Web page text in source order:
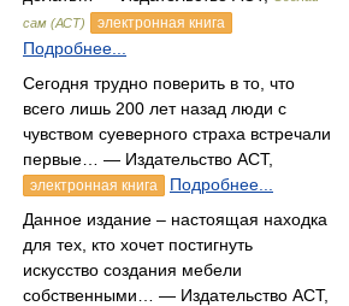
сам (АСТ)
электронная книга
Подробнее...
Сегодня трудно поверить в то, что
всего лишь 200 лет назад люди с
чувством суеверного страха встречали
первые… — Издательство АСТ,
электронная книга
Подробнее...
Данное издание – настоящая находка
для тех, кто хочет постигнуть
искусство создания мебели
собственными… — Издательство АСТ,